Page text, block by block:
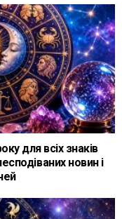
для всіх знаків
новин і